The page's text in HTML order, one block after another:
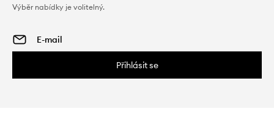
Výběr nabídky je volitelný.
Přihlásit se